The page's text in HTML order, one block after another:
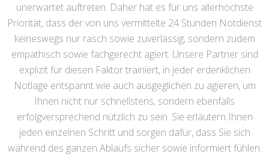
unerwartet auftreten. Daher hat es für uns allerhöchste
Priorität, dass der von uns vermittelte 24 Stunden Notdienst
keineswegs nur rasch sowie zuverlässig, sondern zudem
empathisch sowie fachgerecht agiert. Unsere Partner sind
explizit für diesen Faktor trainiert, in jeder erdenklichen
Notlage entspannt wie auch ausgeglichen zu agieren, um
Ihnen nicht nur schnellstens, sondern ebenfalls
erfolgversprechend nützlich zu sein. Sie erläutern Ihnen
jeden einzelnen Schritt und sorgen dafür, dass Sie sich
während des ganzen Ablaufs sicher sowie informiert fühlen.